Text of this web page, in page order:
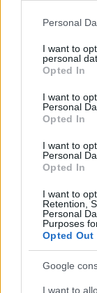
Please note
not limited to
grant or deny
use your data
consent section.
Personal
I want to
personal
Opted In
I want to
Personal
Opted In
I want to
Personal
Opted In
I want to
Retention,
Personal
Purposes
Opted Out
Google
I want to
Όροι Χρήσης . Το
ΙΣΡΑΗΛ
Ακολουθήστε